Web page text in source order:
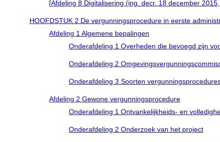
[Afdeling 8 Digitalisering (ing. decr. 18 december
HOOFDSTUK 2 De vergunningsprocedure in eerste
Afdeling 1 Algemene bepalingen
Onderafdeling 1 Overheden die bevoegd zijn
Onderafdeling 2
Onderafdeling 3 Soorten
Afdeling 2 Gewone vergunningsprocedure
Onderafdeling 1 Ontvankelijkheids- en
Onderafdeling 2 Onderzoek van het project